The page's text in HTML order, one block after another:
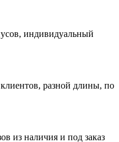
индивидуальный
разной длины, по
из наличия и под заказ